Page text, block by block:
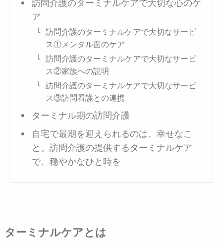
訪問介護のターミナルケアで大切な心のケ
ア
訪問介護のターミナルケアで大切なサービ
ス①メンタル面のケア
訪問介護のターミナルケアで大切なサービ
ス②家族への説明
訪問介護のターミナルケアで大切なサービ
ス③訪問看護との連携
ターミナル期の訪問介護
自宅で最期を迎えられるのは、幸せなこ
と。訪問介護の提供するターミナルケア
で、穏やかなひと時を
ターミナルケアとは